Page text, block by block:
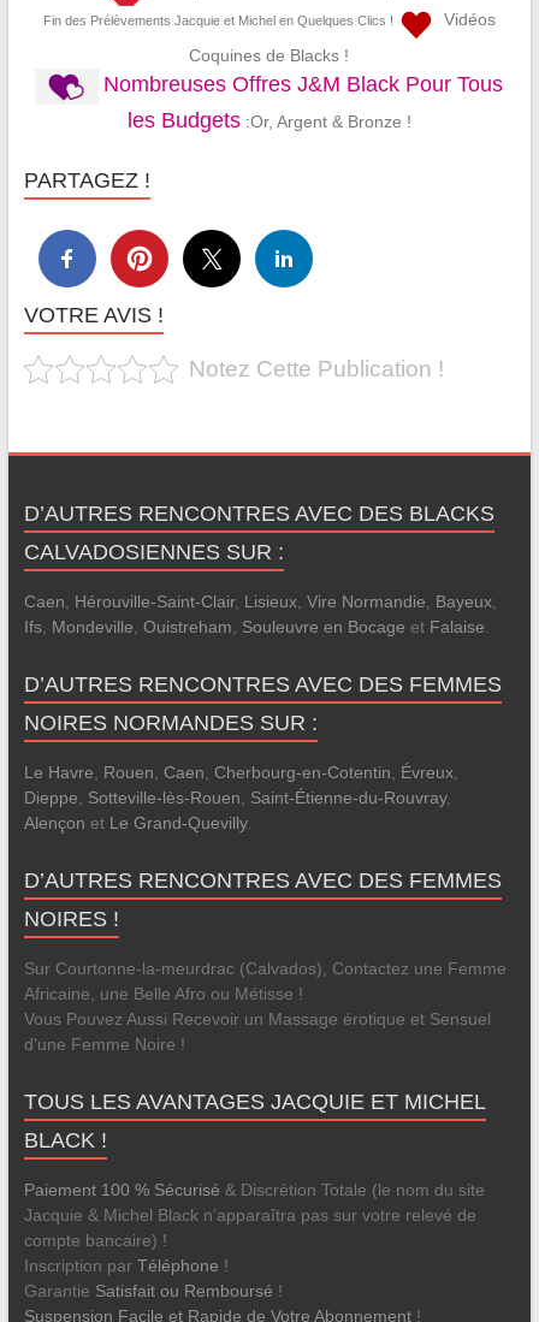
Fin des Prélèvements Jacquie et Michel en Quelques Clics !
Vidéos
Coquines de Blacks !
Nombreuses Offres J&M Black Pour Tous
les Budgets:Or, Argent & Bronze !
PARTAGEZ !
VOTRE AVIS !
Notez Cette Publication !
D’AUTRES RENCONTRES AVEC DES BLACKS
CALVADOSIENNES SUR :
Caen Hérouville-Saint-Clair, Lisieux, Vire Normandie Bayeux,
Ifs, Mondeville Ouistreham Souleuvre en Bocage et Falaise
D’AUTRES RENCONTRES AVEC DES FEMMES
NOIRES NORMANDES SUR :
Le Havre Rouen Caen Cherbourg-en-Cotentin Évreux,
Dieppe
Sotteville-lès-Rouen Saint-Étienne-du-Rouvray,
Alençon et Le Grand-Quevilly.
D’AUTRES RENCONTRES AVEC DES FEMMES
NOIRES !
Sur Courtonne-la-meurdrac (Calvados), Contactez une Femme
Africaine, une Belle Afro ou Métisse !
Vous Pouvez Aussi Recevoir un Massage érotique et Sensuel
d'une Femme Noire !
TOUS LES AVANTAGES JACQUIE ET MICHEL
BLACK !
Paiement 100 % Sécurisé & Discrétion Totale (le nom du site
Jacquie & Michel Black n’apparaîtra pas sur votre relevé de
compte bancaire) !
Inscription par Téléphone !
Garantie Satisfait ou Remboursé !
Suspension Facile et Rapide de Votre Abonnement!